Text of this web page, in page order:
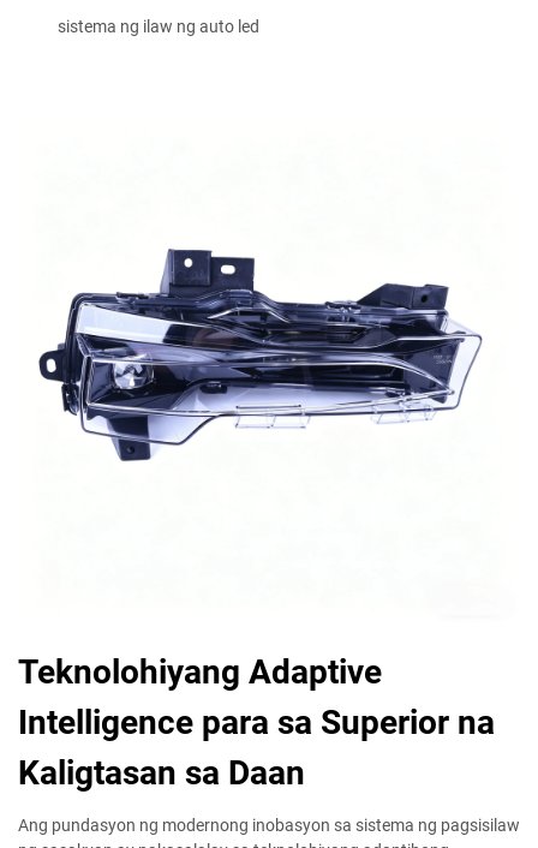
sistema ng ilaw ng auto led
Teknolohiyang Adaptive
Intelligence para sa Superior na
Kaligtasan sa Daan
Ang pundasyon ng modernong inobasyon sa sistema ng pagsisilaw